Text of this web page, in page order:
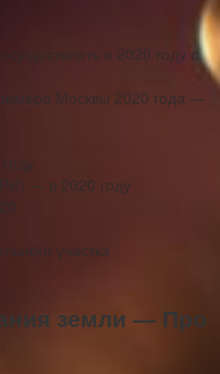
в 2020 году с
Москвы 2020 года —
— в 2020 году
участка
земли — Про